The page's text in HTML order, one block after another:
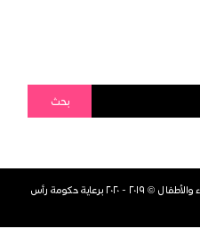
بحث
جميع الحقوق محفوظة لمركز أمان لرعاية النساء والأطفال © ٢٠١٩ - ٢٠٢٠ برعاية حكومة رأس